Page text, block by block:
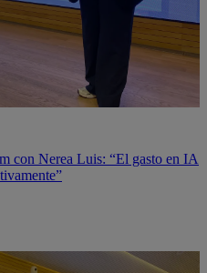
con Nerea Luis: “El gasto en IA